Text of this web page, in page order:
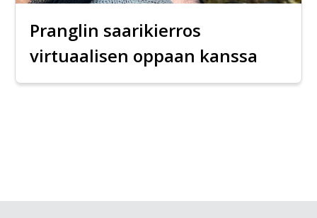
Pranglin saarikierros
virtuaalisen oppaan kanssa